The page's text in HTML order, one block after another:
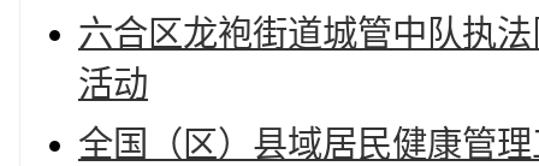
六合区龙袍街道城管中队执
活动
全国（区）县域居民健康管